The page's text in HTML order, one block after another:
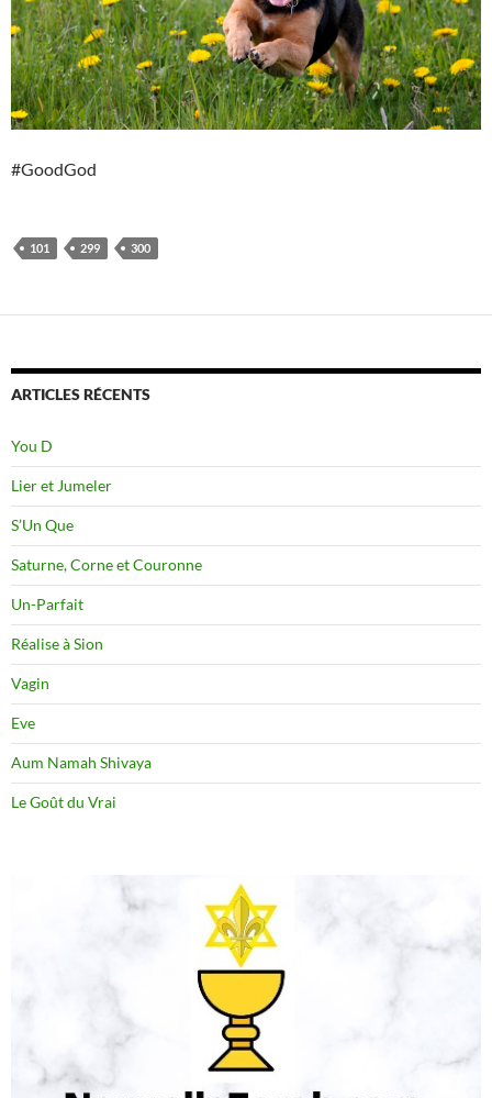
#GoodGod
101 299 300
ARTICLES RÉCENTS
You D
Lier et Jumeler
S’Un Que
Saturne, Corne et Couronne
Un-Parfait
Réalise à Sion
Vagin
Eve
Aum Namah Shivaya
Le Goût du Vrai